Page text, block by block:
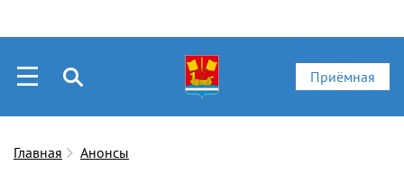
Приёмная
Главная Анонсы